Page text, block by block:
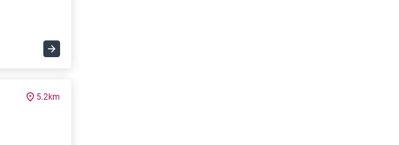
5.2km